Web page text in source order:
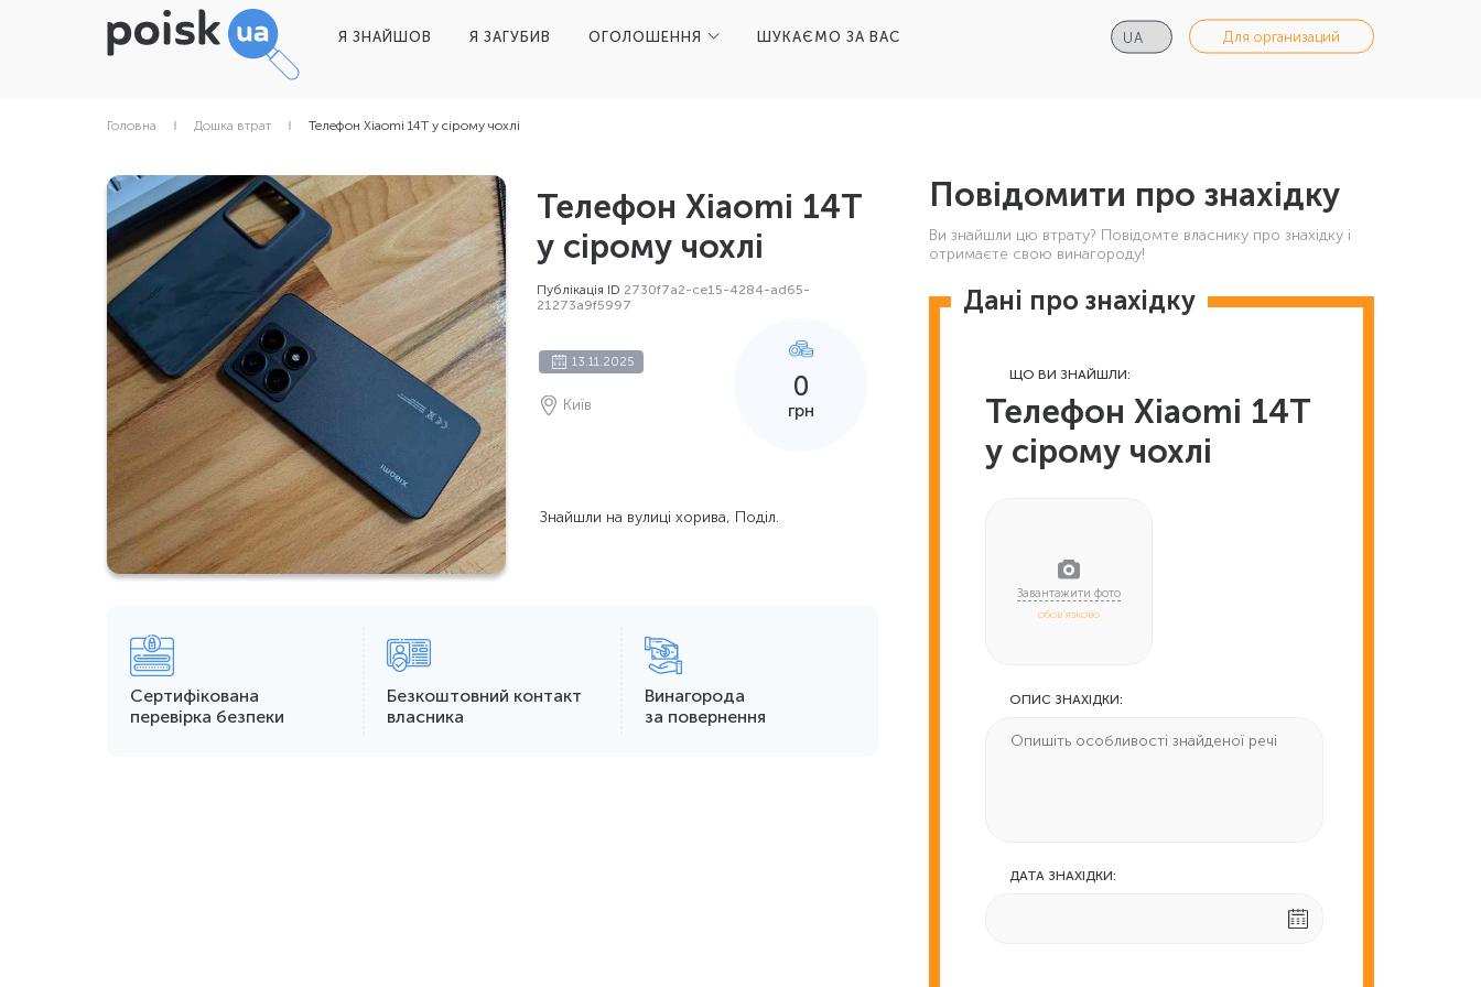
Я ЗНАЙШОВ Я ЗАГУБИВ ОГОЛОШЕННЯ ШУКАЄМО ЗА ВАС Для организаций
Головна Дошка втрат Телефон Xiaomi 14T у сірому чохлі
Телефон Xiaomi 14T
у сірому чохлі
Публікація ID 2730f7a2-ce15-4284-ad65-
21273a9f5997
13.11.2025
Київ
0
грн
Знайшли на вулиці хорива, Поділ.
Сертифікована
перевірка безпеки
Безкоштовний контакт
власника
Винагорода
за повернення
Повідомити про знахідку
Ви знайшли цю втрату? Повідомте власнику про знахідку і
отримаєте свою винагороду!
Дані про знахідку
ЩО ВИ ЗНАЙШЛИ:
Телефон Xiaomi 14T
у сірому чохлі
обов'язково
ОПИС ЗНАХІДКИ:
ДАТА ЗНАХІДКИ: